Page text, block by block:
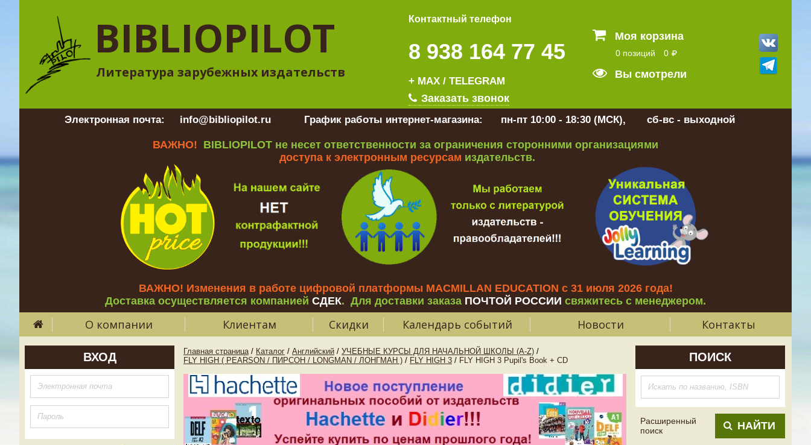
BIBLIOPILOT
Литература зарубежных издательств
Контактный телефон
8 938 164 77 45
+ MAX / TELEGRAM
Заказать звонок
Моя корзина
0 позиций 0
Вы смотрели
Электронная почта: info@bibliopilot.ru График работы интернет-магазина: пн-пт 10:00 - 18:30 (МСК), сб-вс - выходной
ВАЖНО! BIBLIOPILOT не несет ответственности за ограничения сторонними организациями
доступа к электронным ресурсам издательств.
ВАЖНО! Изменения в работе цифровой платформы MACMILLAN EDUCATION с 31 июля 2026 года!
Доставка осуществляется компанией СДЕК. Для доставки заказа ПОЧТОЙ РОССИИ свяжитесь с менеджером.
О компании Клиентам Скидки Календарь событий Новости Контакты
ВХОД Главная страница / Каталог / Английский / УЧЕБНЫЕ КУРСЫ ДЛЯ НАЧАЛЬНОЙ ШКОЛЫ (A-Z) /
FLY HIGH ( PEARSON / ПИРСОН / LONGMAN / ЛОНГМАН ) / FLY HIGH 3 / FLY HIGH 3 Pupil's Book + CD ПОИСК
Расширенный
поиск
НАЙТИ